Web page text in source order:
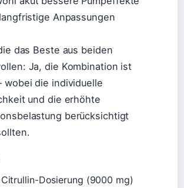
Anpassungen
das Beste aus beiden
Ja, die Kombination ist
wobei die individuelle
und die erhöhte
berücksichtigt
Dosierung (9000 mg)